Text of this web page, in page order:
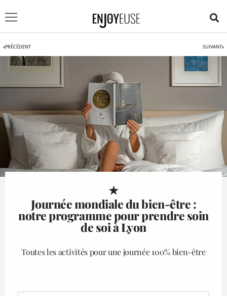
PRÉCÉDENT SUIVANT
★
Journée mondiale du bien-être :
notre programme pour prendre soin
de soi à Lyon
Toutes les activités pour une journée 100% bien-être